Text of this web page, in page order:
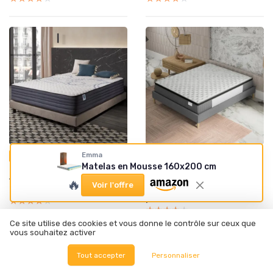
Test Produit
26/01/2026
Test Matelas PerfectSleep
180x200 : le repos ferme à
★★★★★
★★★★★
Test Matelas Elekctra
140x200cm : un soutien
tonique pour des nuits
★★★★★
★★★★★
Emma
Matelas en Mousse 160x200 cm
🔥 Voir l'offre
Ce site utilise des cookies et vous donne le contrôle sur ceux que
vous souhaitez activer
Tout accepter Personnaliser